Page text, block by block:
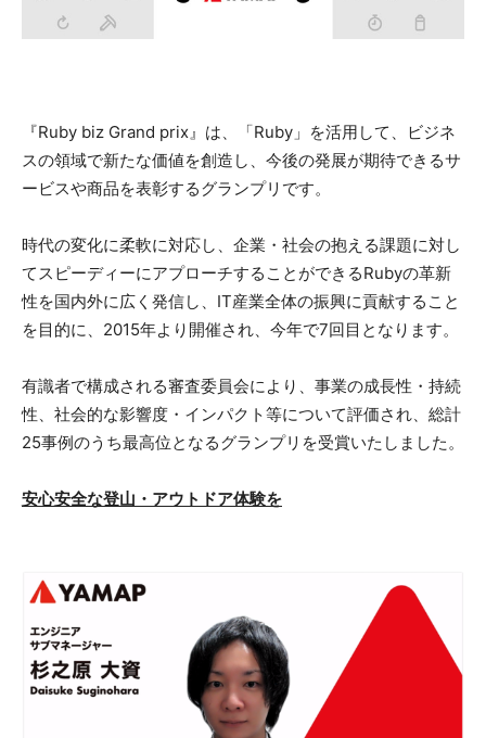
『Ruby biz Grand prix』は、「Ruby」を活用して、ビジネ
スの領域で新たな価値を創造し、今後の発展が期待できるサ
ービスや商品を表彰するグランプリです。
時代の変化に柔軟に対応し、企業・社会の抱える課題に対し
てスピーディーにアプローチすることができるRubyの革新
性を国内外に広く発信し、IT産業全体の振興に貢献すること
を目的に、2015年より開催され、今年で7回目となります。
有識者で構成される審査委員会により、事業の成長性・持続
性、社会的な影響度・インパクト等について評価され、総計
25事例のうち最高位となるグランプリを受賞いたしました。
安心安全な登山・アウトドア体験を